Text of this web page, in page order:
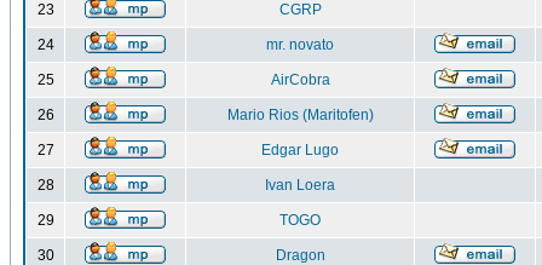
23 CGRP
24 mr. novato
25 AirCobra
26 Mario Rios (Maritofen)
27 Edgar Lugo
28 Ivan Loera
29 TOGO
30 Dragon